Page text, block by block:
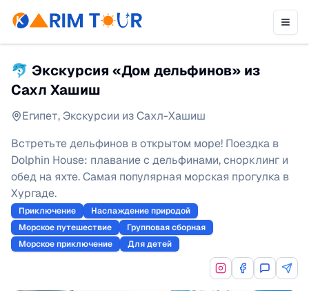
🐬 Экскурсия «Дом дельфинов» из
Сахл Хашиш
Египет,Экскурсии из Сахл-Хашиш
Встретьте дельфинов в открытом море! Поездка в
Dolphin House: плавание с дельфинами, снорклинг и
обед на яхте. Самая популярная морская прогулка в
Хургаде.
Приключение
Наслаждение природой
Морское путешествие
Групповая сборная
Морское приключение
Для детей